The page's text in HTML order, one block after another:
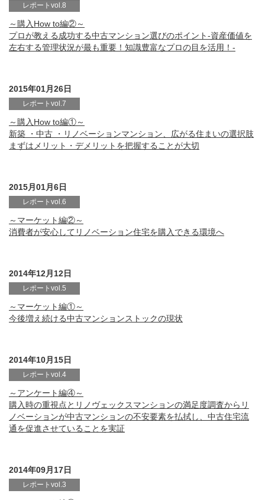
レポートvol.8
～購入How to編②～
プロが教える成功する中古マンション選びのポイント-資産価値を
左右する管理状況が最も重要！知識豊富なプロの目を活用！-
2015年01月26日
レポートvol.7
～購入How to編①～
新築 ・中古 ・リノベーションマンション、広がる住まいの選択肢
まずはメリット・デメリットを把握することが大切
2015月01月6日
レポートvol.6
～マーケット編②～
消費者が安心してリノベーション住宅を購入できる環境へ
2014年12月12日
レポートvol.5
～マーケット編①～
今後増え続ける中古マンションストックの現状
2014年10月15日
レポートvol.4
～アンケート編④～
購入時の重視点とリノヴェックスマンションの満足度調査からリ
ノベーションが中古マンションの不安要素を払拭し、中古住宅流
通を促進させていることを実証
2014年09月17日
レポートvol.3